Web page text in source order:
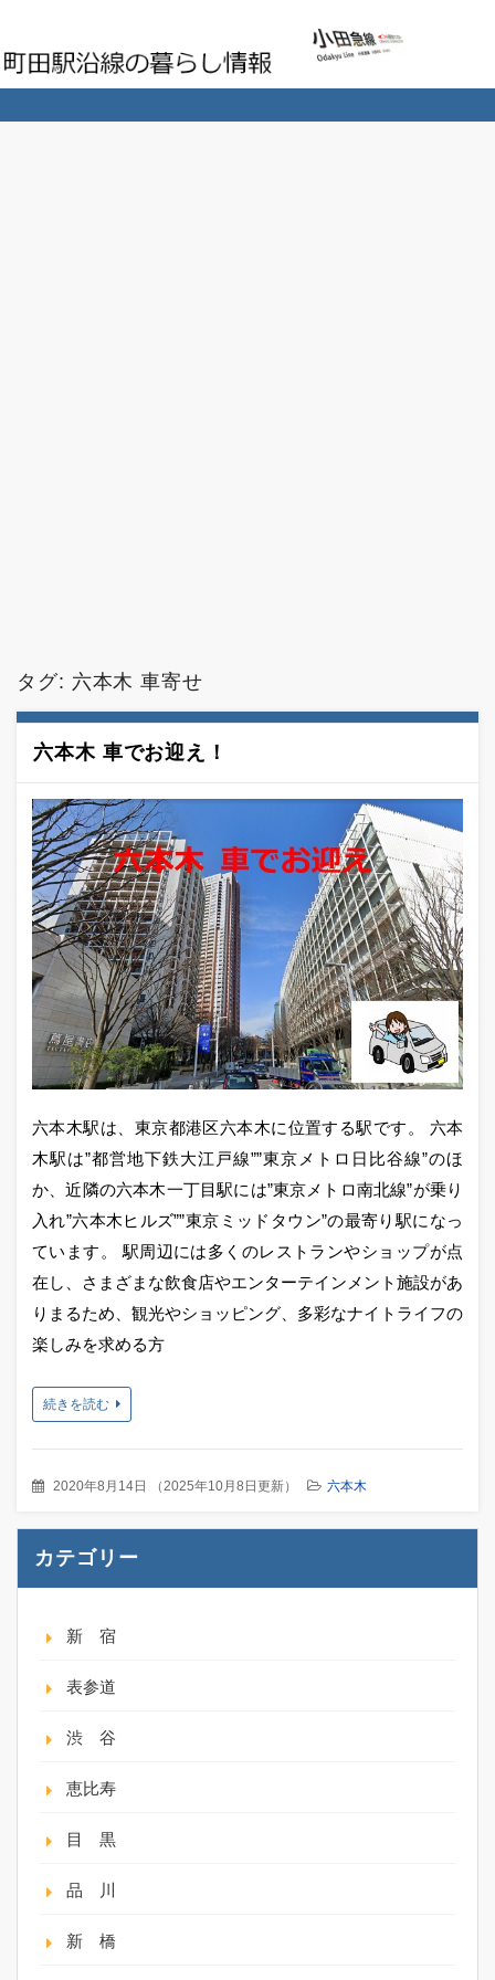
タグ: 六本木 車寄せ
六本木 車でお迎え！
六本木駅は、東京都港区六本木に位置する駅です。 六本
木駅は”都営地下鉄大江戸線””東京メトロ日比谷線”のほ
か、近隣の六本木一丁目駅には”東京メトロ南北線”が乗り
入れ”六本木ヒルズ””東京ミッドタウン”の最寄り駅になっ
ています。 駅周辺には多くのレストランやショップが点
在し、さまざまな飲食店やエンターテインメント施設があ
りまるため、観光やショッピング、多彩なナイトライフの
楽しみを求める方
続きを読む
2020年8月14日 （ 2025年10月8日更新） 六本木
カテゴリー
新 宿
表参道
渋 谷
恵比寿
目 黒
品 川
新 橋